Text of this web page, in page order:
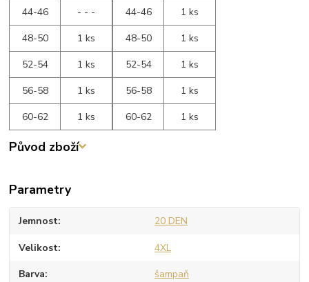
44-46
- - -
48-50
1 ks
52-54
1 ks
56-58
1 ks
60-62
1 ks
44-46
1 ks
48-50
1 ks
52-54
1 ks
56-58
1 ks
60-62
1 ks
Původ zboží
Parametry
Jemnost 20 DEN
Velikost 4XL
Barva šampaň